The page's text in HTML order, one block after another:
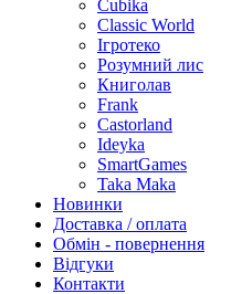
Cubika
Classic World
Ігротеко
Розумний лис
Книголав
Frank
Castorland
Ideyka
SmartGames
Taka Maka
Новинки
Доставка / оплата
Обмін - повернення
Відгуки
Контакти